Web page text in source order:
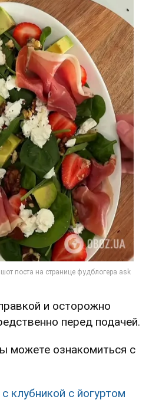
и осторожно
перед подачей.
можете ознакомиться с
клубникой с йогуртом